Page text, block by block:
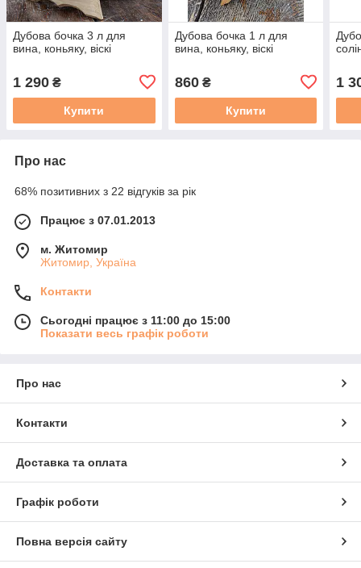
Дубова бочка 3 л для
вина, коньяку, віскі
1 290 ₴
Купити
Дубова бочка 1 л для
вина, коньяку, віскі
860₴
Купити
1
Про нас
68% позитивних з 22 відгуків за рік
Працює з 07.01.2013
м. Житомир
Житомир, Україна
Контакти
Сьогодні працює з 11:00 до 15:00
Показати весь графік роботи
Про нас
Контакти
Доставка та оплата
Графік роботи
Повна версія сайту